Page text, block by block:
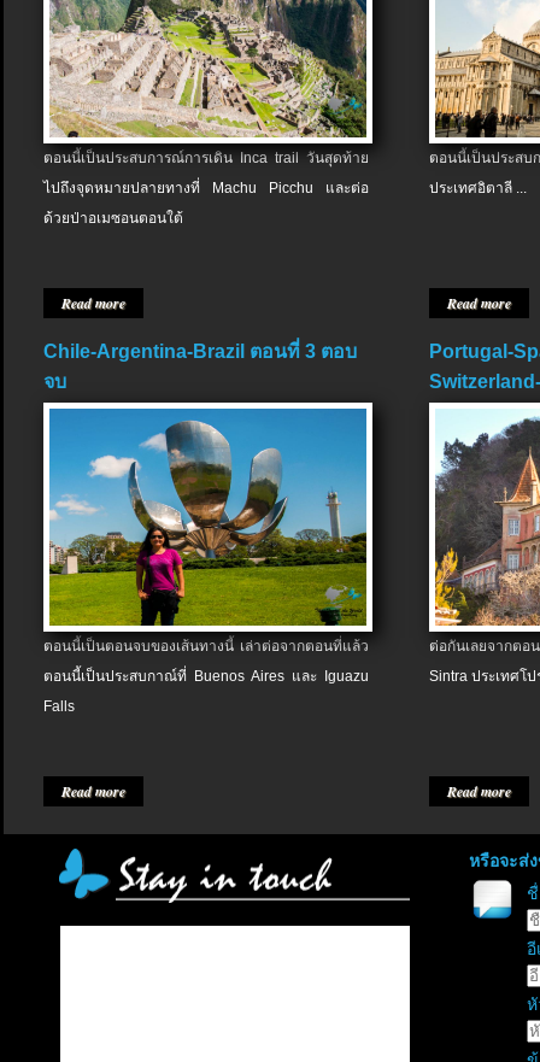
ตอนนี้เป็นประสบการณ์การเดิน Inca trail วันสุดท้าย
ไปถึงจุดหมายปลายทางที่ Machu Picchu และต่อ
ด้วยป่าอเมซอนตอนใต้
Read more
ตอนนี้เป็นประส
ประเทศอิตาลี ...
Read more
Chile-Argentina-Brazil ตอนที่ 3 ตอบ
จบ
ตอนนี้เป็นตอนจบของเส้นทางนี้ เล่าต่อจากตอนที่แล้ว
ตอนนี้เป็นประสบกาณ์ที่ Buenos Aires และ Iguazu
Falls
Read more
Portugal-
ต่อกันเลยจากต
Sintra ประเทศโป
Read more
หรือจะส่
อี
หั